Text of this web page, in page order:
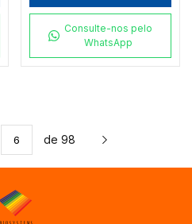
Consulte-nos pelo
WhatsApp
de 98